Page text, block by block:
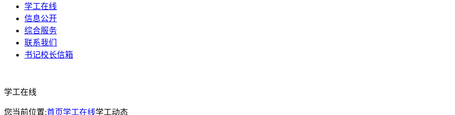
学工在线
信息公开
综合服务
联系我们
书记校长信箱
学工在线
您当前位置:首页学工在线学工动态